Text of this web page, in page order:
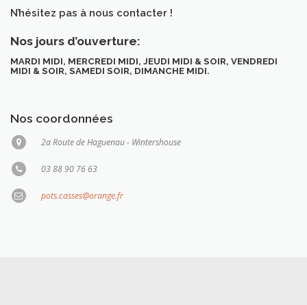
N’hésitez pas à nous contacter !
Nos jours d’ouverture:
MARDI MIDI, MERCREDI MIDI, JEUDI MIDI & SOIR, VENDREDI
MIDI & SOIR, SAMEDI SOIR, DIMANCHE MIDI.
Nos coordonnées
2a Route de Haguenau - Wintershouse
03 88 90 76 63
pots.casses@orange.fr